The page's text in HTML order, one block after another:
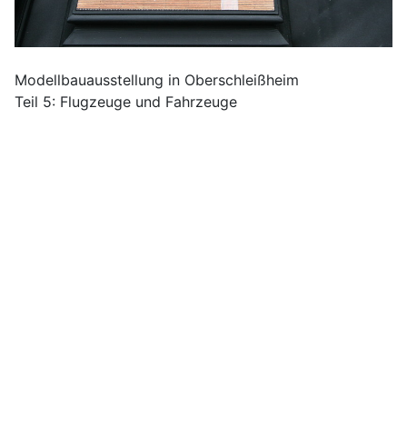
Modellbauausstellung in Oberschleißheim
Teil 5: Flugzeuge und Fahrzeuge